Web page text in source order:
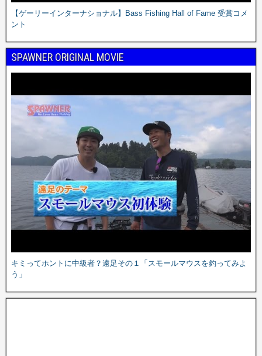
【ゲーリーインターナショナル】Bass Fishing Hall of Fame 受賞コメ
ント
SPAWNER ORIGINAL MOVIE
キミってホントに中級者？遠足その１「スモールマウスを釣ってみよ
う」